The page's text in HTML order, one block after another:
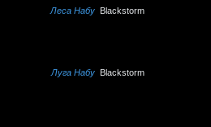
Леса Набу Blackstorm
Луга Набу Blackstorm